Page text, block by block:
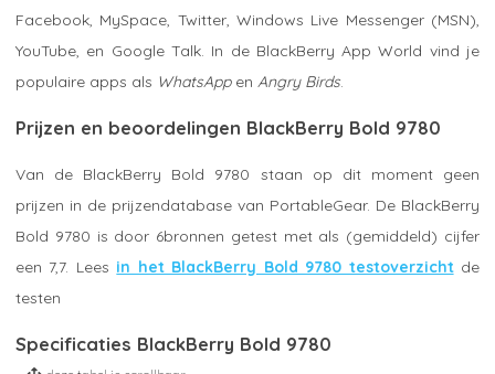
Facebook, MySpace, Twitter, Windows Live Messenger (MSN),
YouTube, en Google Talk. In de BlackBerry App World vind je
populaire apps als WhatsAppen Angry Birds
Prijzen en beoordelingen BlackBerry Bold 9780
Van de BlackBerry Bold 9780 staan op dit moment geen
prijzen in de prijzendatabase van PortableGear. De BlackBerry
Bold 9780 is door 6bronnen getest met als (gemiddeld) cijfer
een 7,7. Lees in het BlackBerry Bold 9780 testoverzichtde
testen
Specificaties BlackBerry Bold 9780